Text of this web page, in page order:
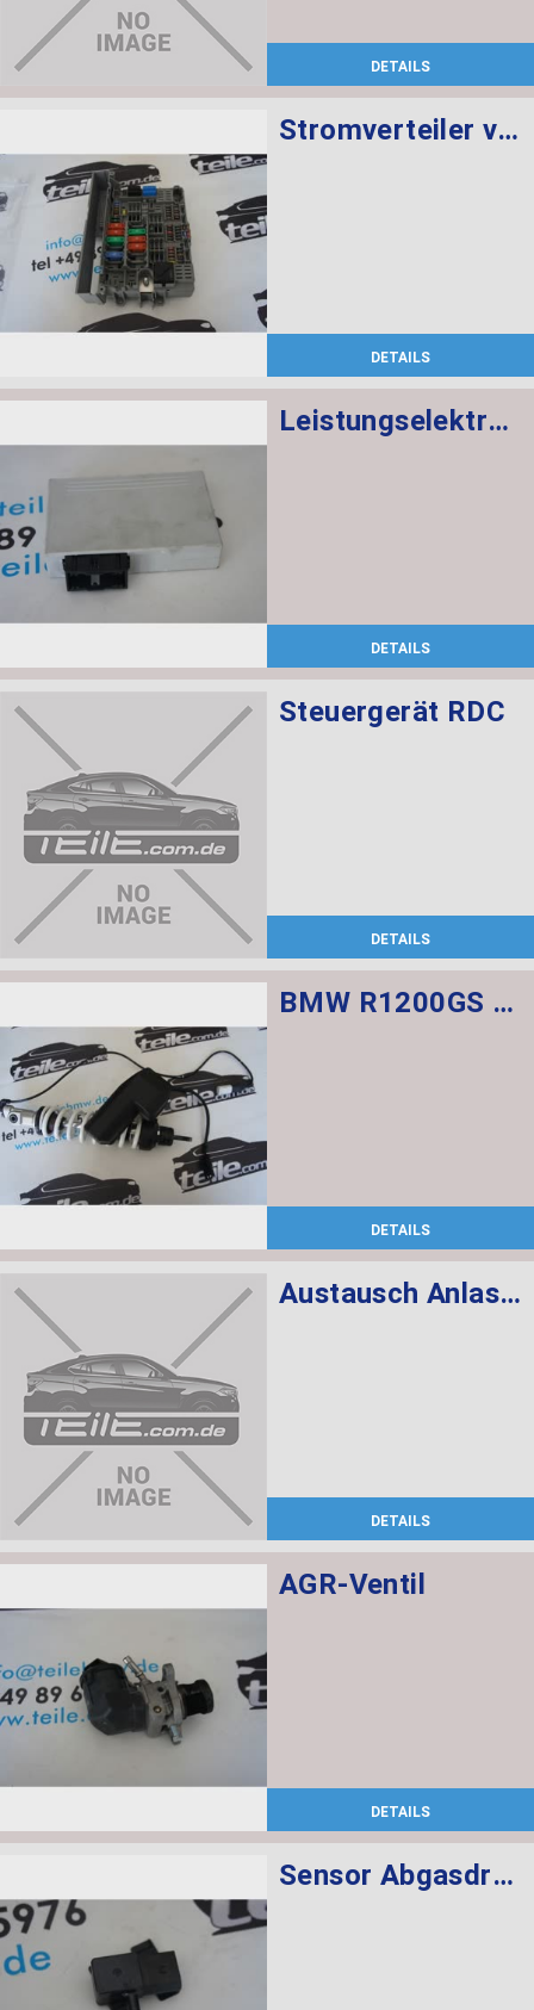
DETAILS
Stromverteiler vorne
DETAILS
Leistungselektronik Mittelkonsole
DETAILS
Steuergerät RDC
DETAILS
BMW R1200GS Federbein vorn ESA
DETAILS
Austausch Anlasser
DETAILS
AGR-Ventil
DETAILS
Sensor Abgasdruck